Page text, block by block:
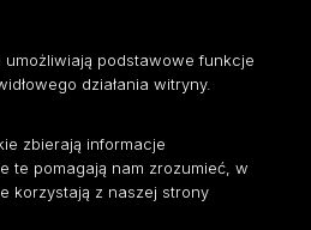
umożliwiają podstawowe funkcje
działania witryny.
zbierają informacje
te pomagają nam zrozumieć, w
korzystają z naszej strony